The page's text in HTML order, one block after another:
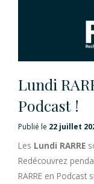
Lundi
Podcast !
Publié le 22 juillet
Les Lundi RARRE
Redécouvrez
RARRE en Podcast